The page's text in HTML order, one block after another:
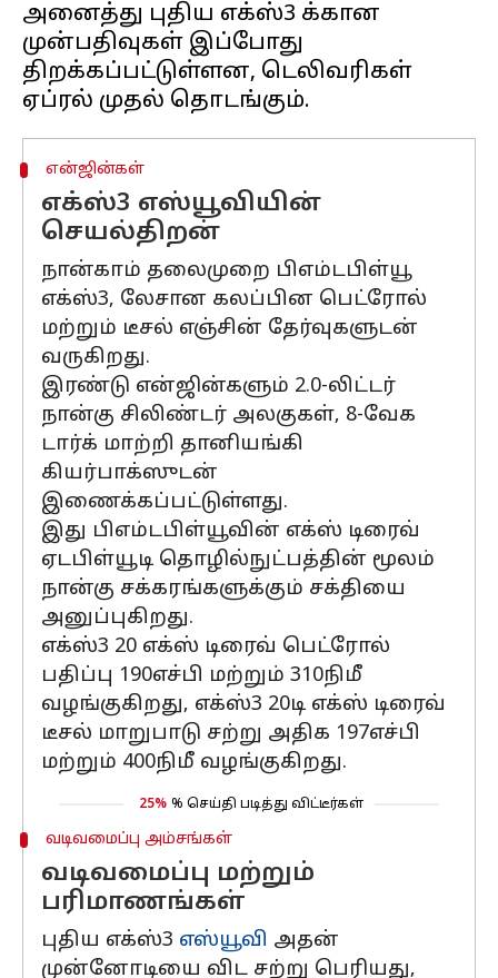
அனைத்து புதிய எக்ஸ்3 க்கான
முன்பதிவுகள் இப்போது
திறக்கப்பட்டுள்ளன, டெலிவரிகள்
என்ஜின்கள்
எக்ஸ்3 எஸ்யூவியின்
செயல்திறன்
நான்காம் தலைமுறை பிஎம்டபிள்யூ
எக்ஸ்3, லேசான கலப்பின பெட்ரோல்
மற்றும் டீசல் எஞ்சின் தேர்வுகளுடன்
வருகிறது.
இரண்டு என்ஜின்களும் 2.0-லிட்டர்
நான்கு சிலிண்டர் அலகுகள், 8-வேக
டார்க் மாற்றி தானியங்கி
கியர்பாக்ஸுடன்
இணைக்கப்பட்டுள்ளது.
இது பிஎம்டபிள்யூவின் எக்ஸ் டிரைவ்
ஏடபிள்யூடி தொழில்நுட்பத்தின் மூலம்
நான்கு சக்கரங்களுக்கும் சக்தியை
அனுப்புகிறது.
எக்ஸ்3 20 எக்ஸ் டிரைவ் பெட்ரோல்
பதிப்பு 190எச்பி மற்றும் 310நிமீ
வழங்குகிறது, எக்ஸ்3 20டி எக்ஸ் டிரைவ்
டீசல் மாறுபாடு சற்று அதிக 197எச்பி
மற்றும் 400நிமீ வழங்குகிறது.
25% % செய்தி படித்து விட்டீர்கள்
வடிவமைப்பு அம்சங்கள்
வடிவமைப்பு மற்றும்
பரிமாணங்கள்
புதிய எக்ஸ்3 எஸ்யூவி அதன்
முன்னோடியை விட சற்று பெரியது,